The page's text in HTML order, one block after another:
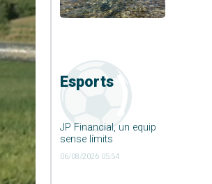
Esports
JP Financial, un equip
sense límits
06/08/2026 05:54